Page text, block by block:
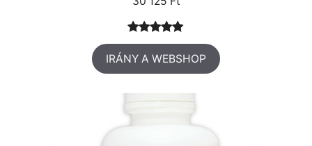
Értékelés
5.00az 5-
ből,
1
értékelés
alapján
IRÁNY A WEBSHOP